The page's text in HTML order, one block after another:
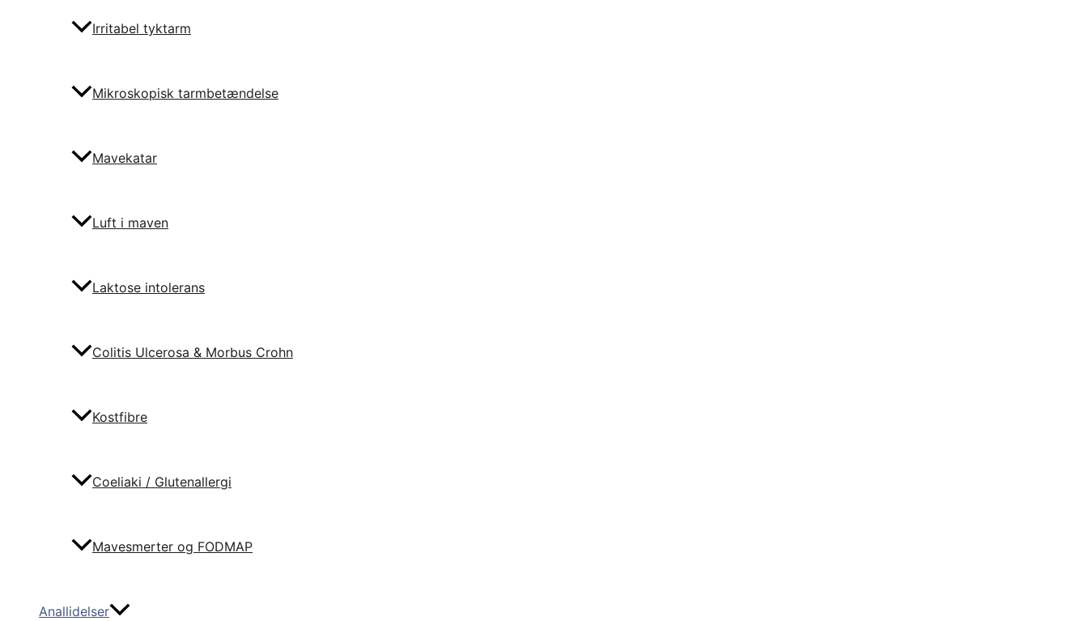
Irritabel tyktarm
Mikroskopisk tarmbetændelse
Mavekatar
Luft i maven
Laktose intolerans
Colitis Ulcerosa & Morbus Crohn
Kostfibre
Coeliaki / Glutenallergi
Mavesmerter og FODMAP
Anallidelser